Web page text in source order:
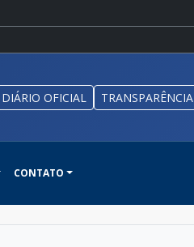
DIÁRIO OFICIAL TRANSPARÊNCIA
CONTATO